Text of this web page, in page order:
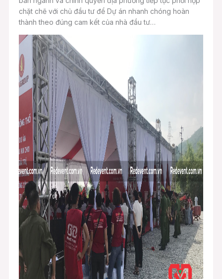
chặt chẽ với chủ đầu tư để Dự án nhanh chóng hoàn
thành theo đúng cam kết của nhà đầu tư…